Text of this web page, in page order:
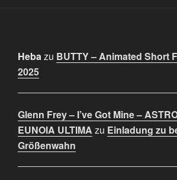
Hebazu BUTTY – Animated Short
2025
Glenn Frey – I’ve Got Mine –
EUNOIA ULTIMA zu Einladung zu
Größenwahn